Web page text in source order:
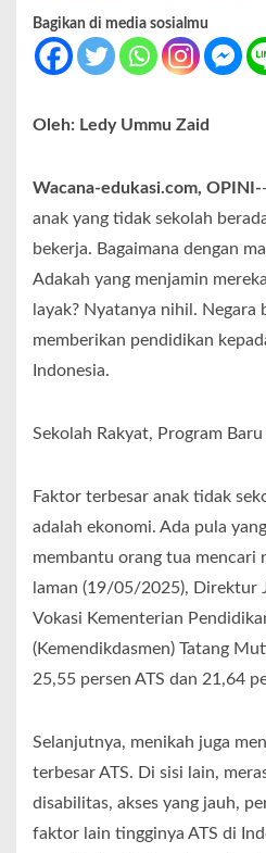
Bagikan di media sosialmu
Oleh: Ledy Ummu Zaid
Wacana-edukasi.com, OPINI-
anak yang tidak sekolah
bekerja. Bagaimana dengan
Adakah yang menjamin
layak? Nyatanya nihil. Negara
memberikan pendidikan
Indonesia.
Sekolah Rakyat, Program
Faktor terbesar anak tidak
adalah ekonomi. Ada pula
membantu orang tua mencari
laman (19/05/2025), Direktur
Vokasi Kementerian
(Kemendikdasmen) Tatang
25,55 persen ATS dan 21,64
Selanjutnya, menikah juga
terbesar ATS. Di sisi lain,
disabilitas, akses yang jauh,
faktor lain tingginya ATS di